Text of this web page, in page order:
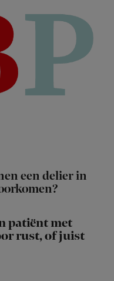
een delier in
patiënt met
rust, of juist